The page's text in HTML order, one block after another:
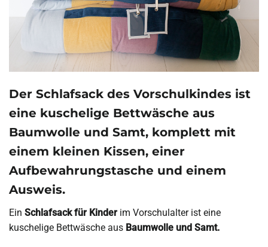
Der Schlafsack des Vorschulkindes ist
eine kuschelige Bettwäsche aus
Baumwolle und Samt, komplett mit
einem kleinen Kissen, einer
Aufbewahrungstasche und einem
Ausweis.
Ein Schlafsack für Kinder im Vorschulalter ist eine
kuschelige Bettwäsche aus Baumwolle und Samt.